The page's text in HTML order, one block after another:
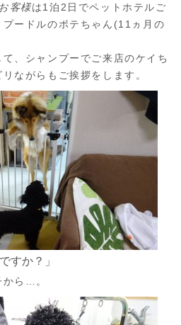
客様は1泊2日でペットホテルご
ードルのポテちゃん(11ヵ月の
、シャンプーでご来店のケイち
ながらもご挨拶をします。
すか？」
から…。